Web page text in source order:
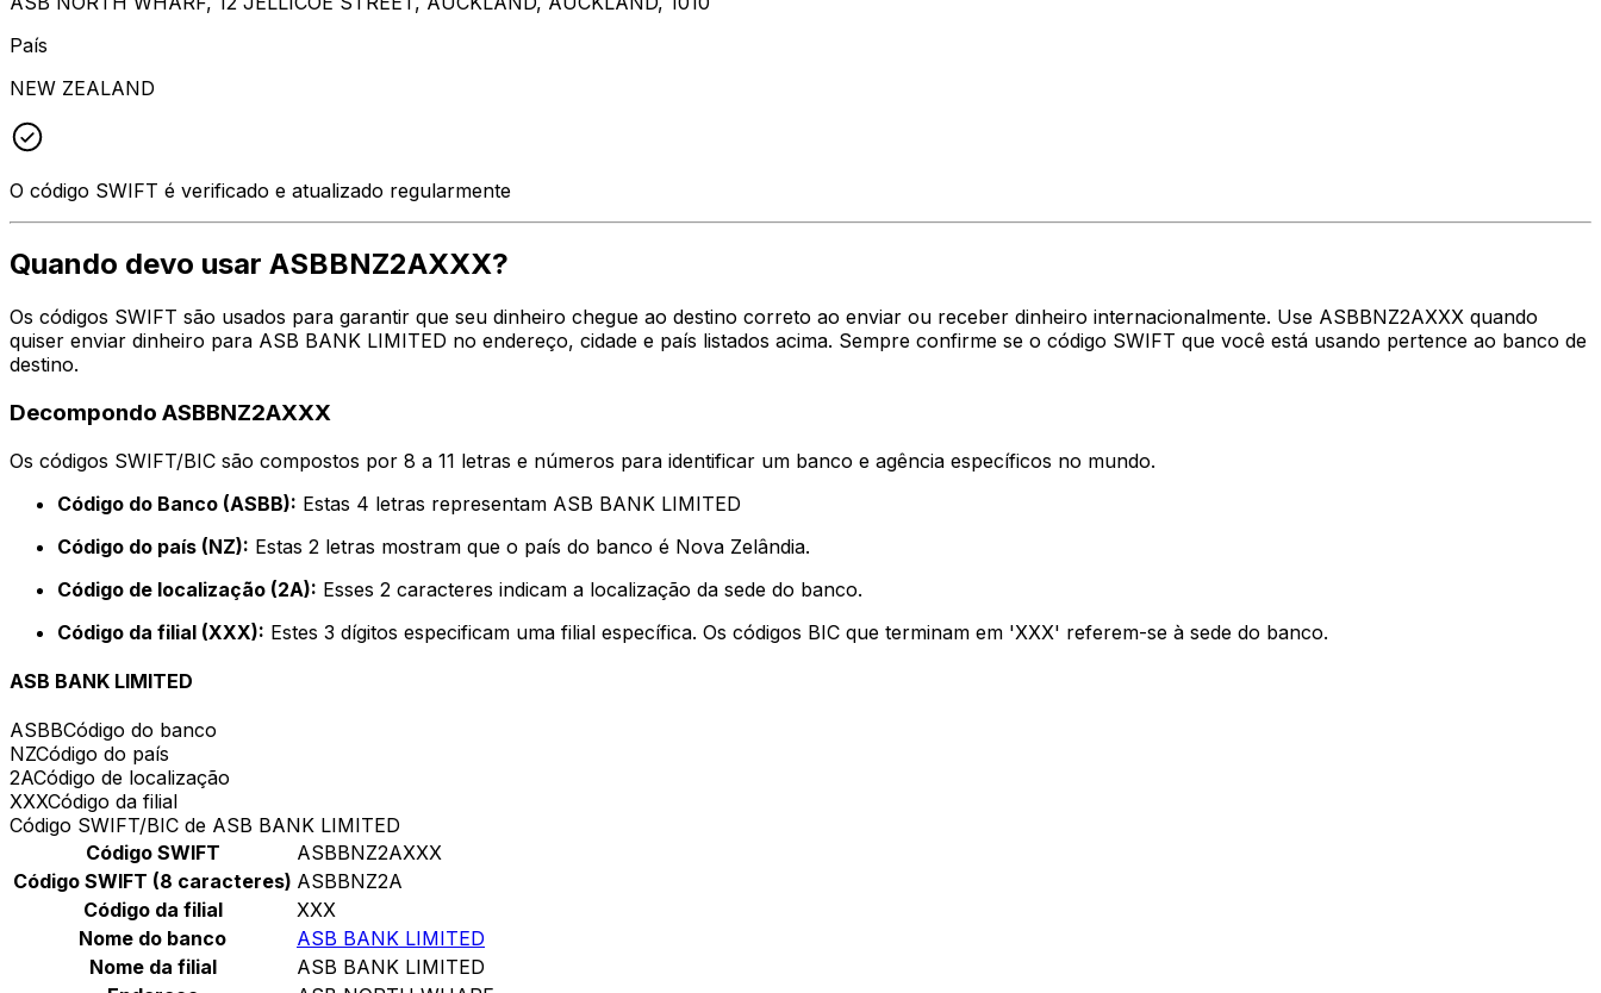
País
NEW ZEALAND
O código SWIFT é verificado e atualizado regularmente
Quando devo usar ASBBNZ2AXXX?
Os códigos SWIFT são usados para garantir que seu dinheiro chegue ao destino correto ao enviar ou receber dinheiro internacionalmente. Use ASBBNZ2AXXX quando
quiser enviar dinheiro para ASB BANK LIMITED no endereço, cidade e país listados acima. Sempre confirme se o código SWIFT que você está usando pertence ao banco de
destino.
Decompondo ASBBNZ2AXXX
Os códigos SWIFT/BIC são compostos por 8 a 11 letras e números para identificar um banco e agência específicos no mundo.
Código do Banco (ASBB): Estas 4 letras representam ASB BANK LIMITED
Código do país (NZ): Estas 2 letras mostram que o país do banco é Nova Zelândia.
Código de localização (2A): Esses 2 caracteres indicam a localização da sede do banco.
Código da filial (XXX): Estes 3 dígitos especificam uma filial específica. Os códigos BIC que terminam em 'XXX' referem-se à sede do banco.
ASB BANK LIMITED
ASBBCódigo do banco
NZCódigo do país
2ACódigo de localização
XXXCódigo da filial
Código SWIFT/BIC de ASB BANK LIMITED
Código SWIFT
ASBBNZ2AXXX
Código SWIFT (8 caracteres) ASBBNZ2A
Código da filial
XXX
Nome do banco
ASB BANK LIMITED
Nome da filial
ASB BANK LIMITED